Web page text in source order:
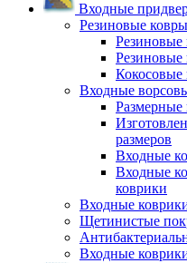
Входные
Резиновые
Резиновые
Кокосовые
Входные
Размерные
размеров
Входные
Входные
коврики
Входные
Щетинистые
Входные